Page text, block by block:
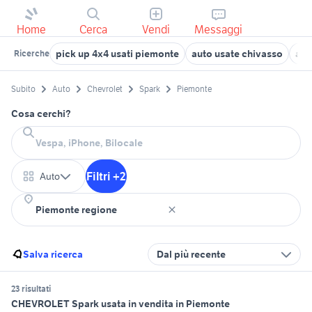
Home Cerca Vendi Messaggi
Ricerche pick up 4x4 usati piemonte auto usate chivasso
Subito Auto Chevrolet Spark Piemonte
Cosa cerchi?
Auto Filtri +2
Salva ricerca Dal più recente
23 risultati
CHEVROLET Spark usata in vendita in Piemonte